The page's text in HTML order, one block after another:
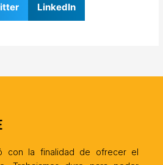
LinkedIn
con la finalidad de ofrecer el